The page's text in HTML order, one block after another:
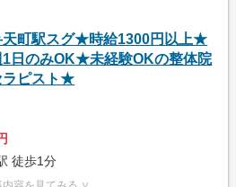
天町駅スグ★時給1300円以上★
1日のみOK★未経験OKの整体院
ラピスト★
徒歩1分